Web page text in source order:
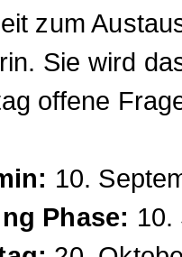
zum
Sie wird
offene
10.
Phase: 10.